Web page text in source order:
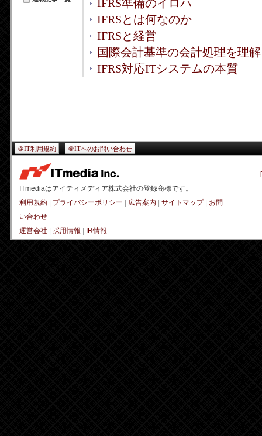
IFRS準備のイロハ
IFRSとは何なのか
IFRSと経営
国際会計基準の会計処理を理
IFRS対応ITシステムの本質
＠IT利用規約 ＠ITへのお問い合わせ
ITmediaはアイティメディア株式会社の登録商標です。
利用規約
プライバシーポリシー 広告案内 サイトマップ| お問
い合わせ
運営会社
採用情報 IR情報